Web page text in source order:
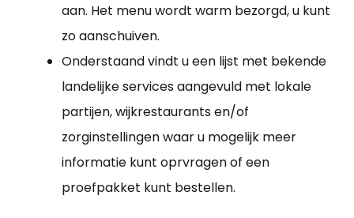
aan. Het menu wordt warm bezorgd, u kunt
zo aanschuiven.
Onderstaand vindt u een lijst met bekende
landelijke services aangevuld met lokale
partijen, wijkrestaurants en/of
zorginstellingen waar u mogelijk meer
informatie kunt oprvragen of een
proefpakket kunt bestellen.